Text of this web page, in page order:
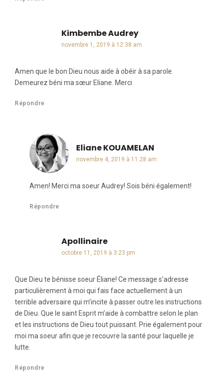
Kimbembe Audreydit :
novembre 1, 2019 à 12:38 am
Amen que le bon Dieu nous aide à obéir à sa parole.
Demeurez béni ma sœur Eliane. Merci
Répondre
Eliane KOUAMELAN
novembre 4, 2019 à 11:28 am
Amen! Merci ma soeur Audrey! Sois béni également!
Répondre
Apollinairedit :
octobre 11, 2019 à 3:23 pm
Que Dieu te bénisse soeur Éliane! Ce message s’adresse
particulièrement à moi qui fais face actuellement à un
terrible adversaire qui m’incite à passer outre les instructions
de Dieu. Que le saint Esprit m’aide à combattre selon le plan
et les instructions de Dieu tout puissant. Prie également pour
moi ma soeur afin que je recouvre la santé pour laquelle je
lutte.
Répondre